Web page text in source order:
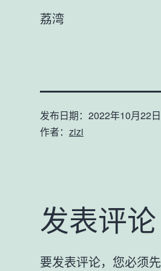
荔湾
发布日期： 2022年10月22日
作者： zizi
发表评论
要发表评论，您必须先